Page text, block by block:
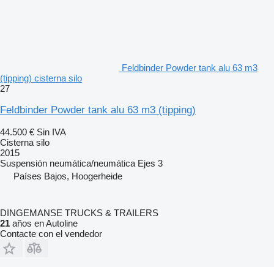
Feldbinder Powder tank alu 63 m3
(tipping) cisterna silo
27
Feldbinder Powder tank alu 63 m3 (tipping)
44.500 € Sin IVA
Cisterna silo
2015
Suspensión neumática/neumática Ejes 3
Países Bajos, Hoogerheide
DINGEMANSE TRUCKS & TRAILERS
21 años en Autoline
Contacte con el vendedor